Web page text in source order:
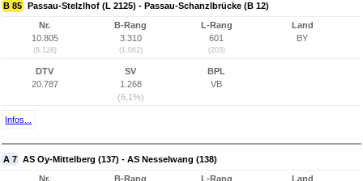
B 85 Passau-Stelzlhof (L 2125) - Passau-Schanzlbrücke (B 12)
Nr.
10.805
(8.128)
B-Rang
3.310
(1.062)
L-Rang
601
(203)
Land
BY
DTV
20.787
SV
1.268
(6,1%)
BPL
VB
Infos...
A 7 AS Oy-Mittelberg (137) - AS Nesselwang (138)
Nr.
B-Rang
L-Rang
Land